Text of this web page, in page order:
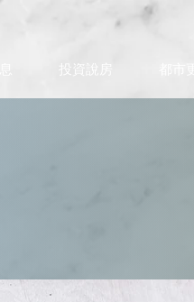
投資說房